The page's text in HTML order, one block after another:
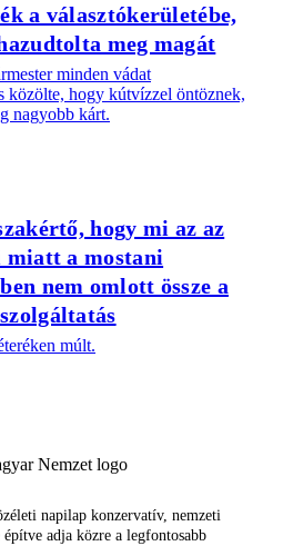
a választókerületébe,
meg magát
minden vádat
közölte, hogy kútvízzel öntöznek,
nagyobb kárt.
hogy mi az az
miatt a mostani
nem omlott össze a
múlt.
napilap konzervatív, nemzeti
adja közre a legfontosabb